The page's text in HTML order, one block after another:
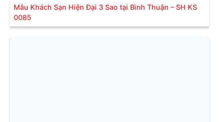
Mẫu Khách Sạn Hiện Đại 3 Sao tại Bình Thuận – SH KS
0085